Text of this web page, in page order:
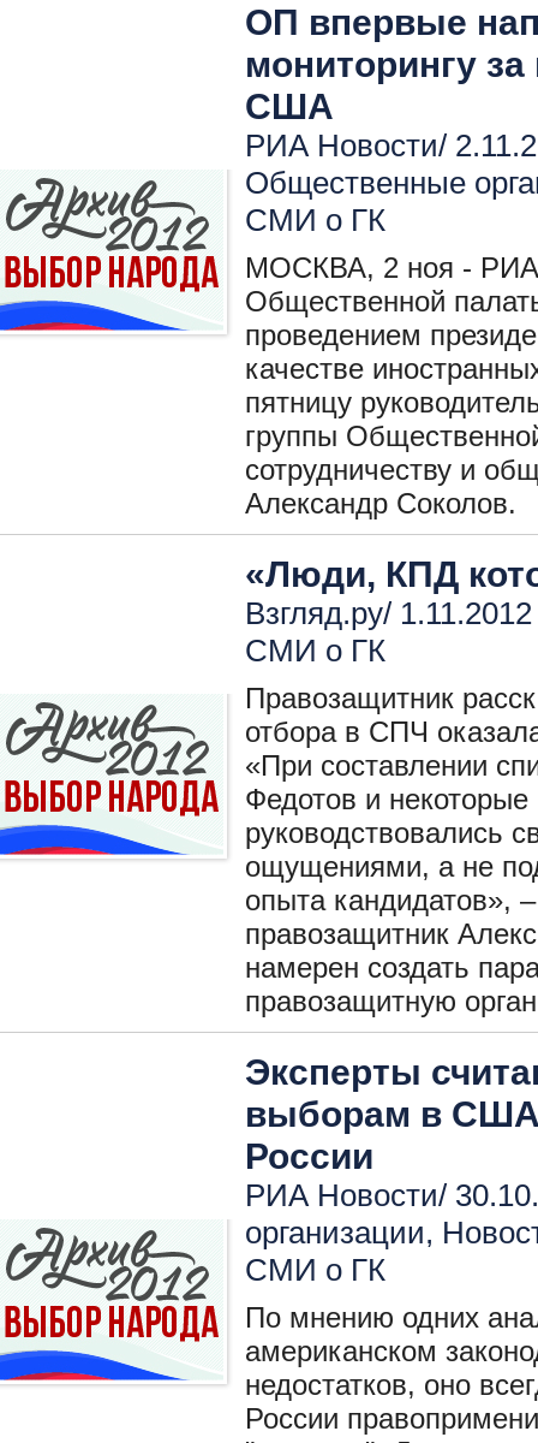
ОП впервые
мониторингу
США
РИА Новости/
Общественные
СМИ о ГК
МОСКВА, 2 ноя - РИА
Общественной
проведением
качестве
пятницу
группы
сотрудничеству и
Александр Соколов.
«Люди, КПД
Взгляд.ру/
СМИ о ГК
Правозащитник
отбора в СПЧ
«При составлении
Федотов и
руководствовались
ощущениями, а не
опыта кандидатов»,
правозащитник
намерен создать
правозащитную
Эксперты
выборам в США
России
РИА Новости/
организации,
СМИ о ГК
По мнению одних
американском
недостатков, оно
России